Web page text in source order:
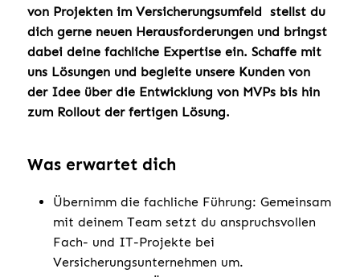
von Projekten im Versicherungsumfeld stellst du
dich gerne neuen Herausforderungen und bringst
dabei deine fachliche Expertise ein. Schaffe mit
uns Lösungen und begleite unsere Kunden von
der Idee über die Entwicklung von MVPs bis hin
zum Rollout der fertigen Lösung.
Was erwartet dich
Übernimm die fachliche Führung: Gemeinsam
mit deinem Team setzt du anspruchsvollen
Fach- und IT-Projekte bei
Versicherungsunternehmen um.